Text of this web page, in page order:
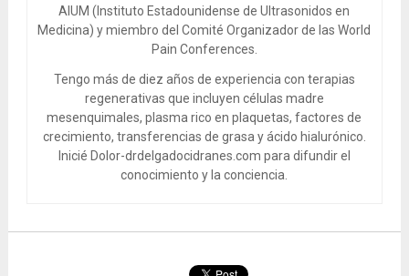
AIUM (Instituto Estadounidense de Ultrasonidos en
Medicina) y miembro del Comité Organizador de las World
Pain Conferences.
Tengo más de diez años de experiencia con terapias
regenerativas que incluyen células madre
mesenquimales, plasma rico en plaquetas, factores de
crecimiento, transferencias de grasa y ácido hialurónico.
Inicié Dolor-drdelgadocidranes.com para difundir el
conocimiento y la conciencia.